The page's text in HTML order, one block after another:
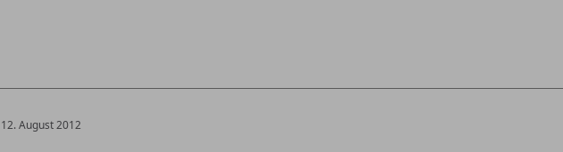
12. August 2012